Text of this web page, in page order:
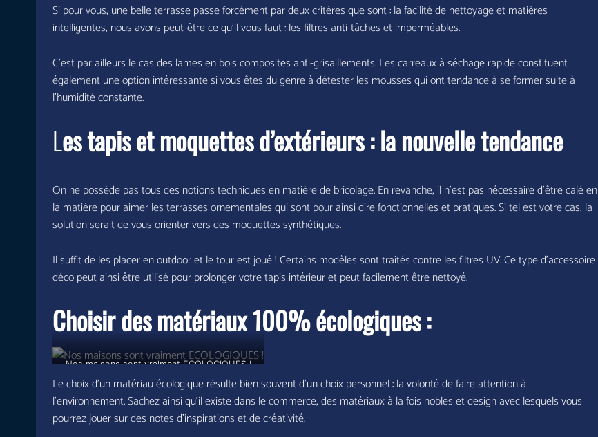
Si pour vous, une belle terrasse passe forcément par deux critères que sont : la facilité de nettoyage et matières
intelligentes, nous avons peut-être ce qu’il vous faut : les filtres anti-tâches et imperméables.
C’est par ailleurs le cas des lames en bois composites anti-grisaillements. Les carreaux à séchage rapide constituent
également une option intéressante si vous êtes du genre à détester les mousses qui ont tendance à se former suite à
l’humidité constante.
Les tapis et moquettes d’extérieurs : la nouvelle tendance
On ne possède pas tous des notions techniques en matière de bricolage. En revanche, il n’est pas nécessaire d’être calé en
la matière pour aimer les terrasses ornementales qui sont pour ainsi dire fonctionnelles et pratiques. Si tel est votre cas, la
solution serait de vous orienter vers des moquettes synthétiques.
Il suffit de les placer en outdoor et le tour est joué ! Certains modèles sont traités contre les filtres UV. Ce type d’accessoire
déco peut ainsi être utilisé pour prolonger votre tapis intérieur et peut facilement être nettoyé.
Choisir des matériaux 100% écologiques :
Nos maisons sont vraiment ECOLOGIQUES !
Le choix d’un matériau écologique résulte bien souvent d’un choix personnel : la volonté de faire attention à
l’environnement. Sachez ainsi qu’il existe dans le commerce, des matériaux à la fois nobles et design avec lesquels vous
pourrez jouer sur des notes d’inspirations et de créativité.